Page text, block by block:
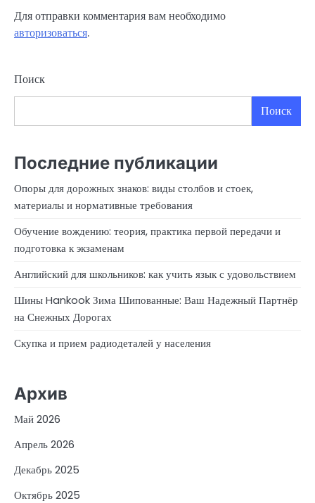
Для отправки комментария вам необходимо
авторизоваться.
Поиск
Поиск
Последние публикации
Опоры для дорожных знаков: виды столбов и стоек,
материалы и нормативные требования
Обучение вождению: теория, практика первой передачи и
подготовка к экзаменам
Английский для школьников: как учить язык с удовольствием
Шины Hankook Зима Шипованные: Ваш Надежный Партнёр
на Снежных Дорогах
Скупка и прием радиодеталей у населения
Архив
Май 2026
Апрель 2026
Декабрь 2025
Октябрь 2025